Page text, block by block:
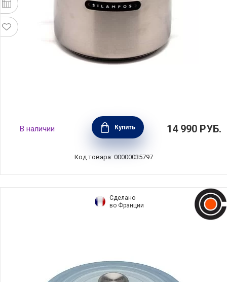
Кастрюля "Европа" 5,2 л, диаметр 22 см,
нержавеющая сталь, Silampos, Португалия,
632123BM6622
В наличии Купить 14 990 РУБ.
Код товара: 00000035797
Сделано
во Франции